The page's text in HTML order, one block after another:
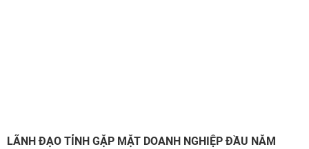
LÃNH ĐẠO TỈNH GẶP MẶT DOANH NGHIỆP ĐẦU NĂM